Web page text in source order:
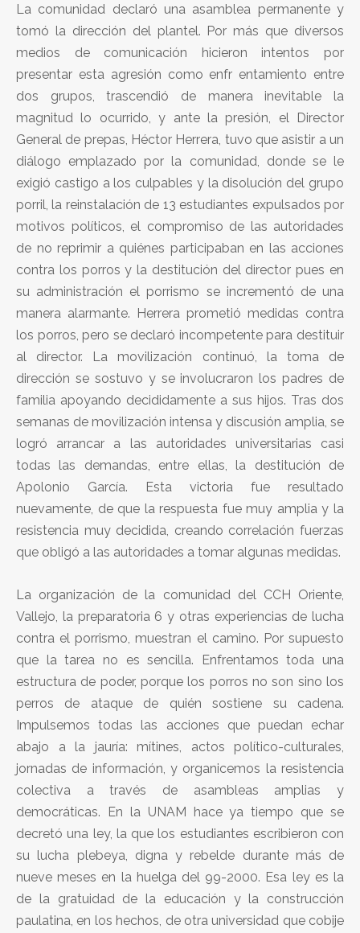
La comunidad declaró una asamblea permanente y
tomó la dirección del plantel. Por más que diversos
medios de comunicación hicieron intentos por
presentar esta agresión como enfr entamiento entre
dos grupos, trascendió de manera inevitable la
magnitud lo ocurrido, y ante la presión, el Director
General de prepas, Héctor Herrera, tuvo que asistir a un
diálogo emplazado por la comunidad, donde se le
exigió castigo a los culpables y la disolución del grupo
porril, la reinstalación de 13 estudiantes expulsados por
motivos políticos, el compromiso de las autoridades
de no reprimir a quiénes participaban en las acciones
contra los porros y la destitución del director pues en
su administración el porrismo se incrementó de una
manera alarmante. Herrera prometió medidas contra
los porros, pero se declaró incompetente para destituir
al director. La movilización continuó, la toma de
dirección se sostuvo y se involucraron los padres de
familia apoyando decididamente a sus hijos. Tras dos
semanas de movilización intensa y discusión amplia, se
logró arrancar a las autoridades universitarias casi
todas las demandas, entre ellas, la destitución de
Apolonio García. Esta victoria fue resultado
nuevamente, de que la respuesta fue muy amplia y la
resistencia muy decidida, creando correlación fuerzas
que obligó a las autoridades a tomar algunas medidas.
La organización de la comunidad del CCH Oriente,
Vallejo, la preparatoria 6 y otras experiencias de lucha
contra el porrismo, muestran el camino. Por supuesto
que la tarea no es sencilla. Enfrentamos toda una
estructura de poder, porque los porros no son sino los
perros de ataque de quién sostiene su cadena.
Impulsemos todas las acciones que puedan echar
abajo a la jauría: mítines, actos político-culturales,
jornadas de información, y organicemos la resistencia
colectiva a través de asambleas amplias y
democráticas. En la UNAM hace ya tiempo que se
decretó una ley, la que los estudiantes escribieron con
su lucha plebeya, digna y rebelde durante más de
nueve meses en la huelga del 99-2000. Esa ley es la
de la gratuidad de la educación y la construcción
paulatina, en los hechos, de otra universidad que cobije